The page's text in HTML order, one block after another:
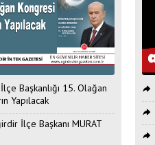
Başkanlığı 15. Olağan
Yapılacak
İlçe Başkanı MURAT